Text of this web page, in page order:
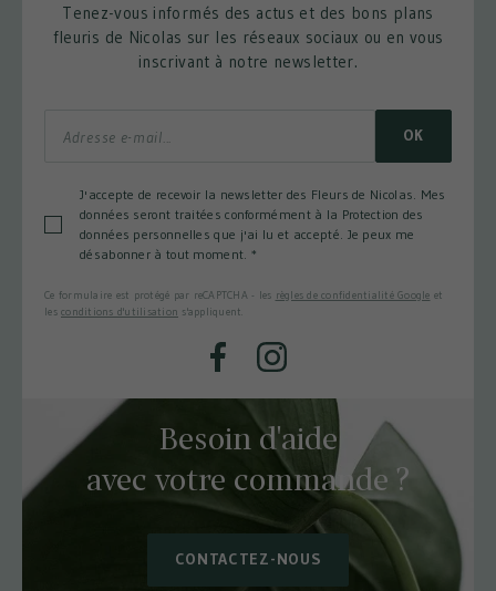
Tenez-vous informés des actus et des bons plans
fleuris de Nicolas sur les réseaux sociaux ou en vous
inscrivant à notre newsletter.
OK
J'accepte de recevoir la newsletter des Fleurs de Nicolas. Mes
données seront traitées conformément à la Protection des
données personnelles que j'ai lu et accepté. Je peux me
désabonner à tout moment. *
Ce formulaire est protégé par reCAPTCHA - les règles de confidentialité Google et
les conditions d'utilisation s'appliquent.
FacebookInstagram
Besoin d'aide
avec votre commande ?
CONTACTEZ-NOUS